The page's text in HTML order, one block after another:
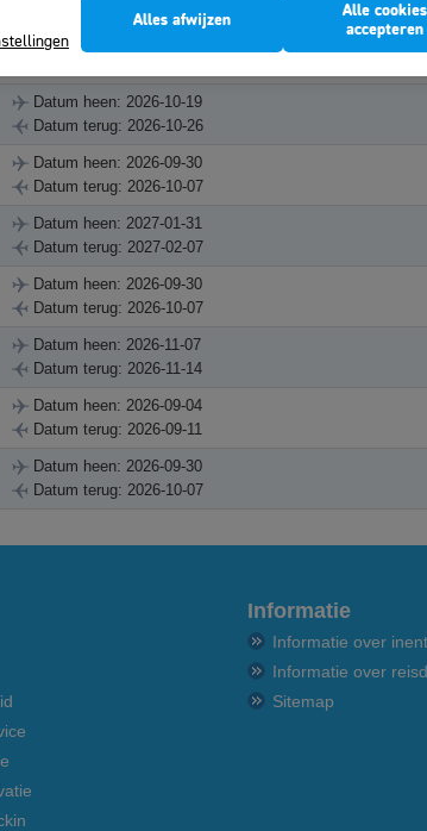
Datum heen: 2026-11-07
Datum heen: 2026-10-19
Datum terug: 2026-10-26
Datum heen: 2026-09-30
Datum terug: 2026-10-07
Datum heen: 2027-01-31
Datum terug: 2027-02-07
Datum heen: 2026-09-30
Datum terug: 2026-10-07
Datum heen: 2026-11-07
Datum terug: 2026-11-14
Datum heen: 2026-09-04
Datum terug: 2026-09-11
Datum heen: 2026-09-30
Datum terug: 2026-10-07
Informatie
Informatie over
Informatie over
Sitemap
Alles afwijzen
Alle cookies
accepteren